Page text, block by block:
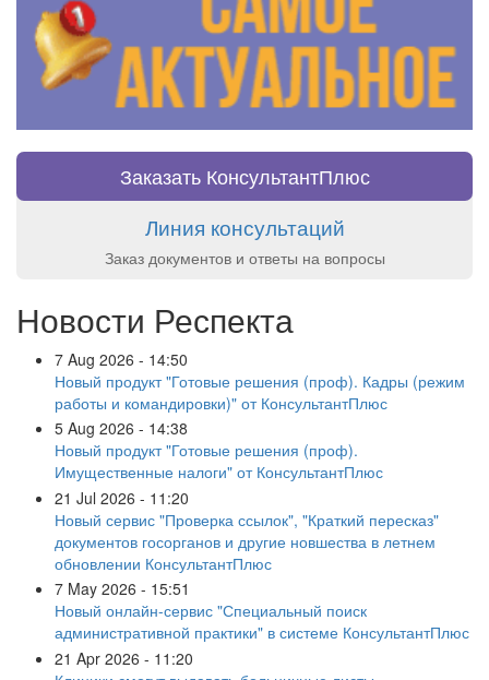
Заказать КонсультантПлюс
Линия консультаций
Заказ документов и ответы на вопросы
Новости Респекта
7 Aug 2026 - 14:50
Новый продукт "Готовые решения (проф). Кадры (режим
работы и командировки)" от КонсультантПлюс
5 Aug 2026 - 14:38
Новый продукт "Готовые решения (проф).
Имущественные налоги" от КонсультантПлюс
21 Jul 2026 - 11:20
Новый сервис "Проверка ссылок", "Краткий пересказ"
документов госорганов и другие новшества в летнем
обновлении КонсультантПлюс
7 May 2026 - 15:51
Новый онлайн-сервис "Специальный поиск
административной практики" в системе КонсультантПлюс
21 Apr 2026 - 11:20